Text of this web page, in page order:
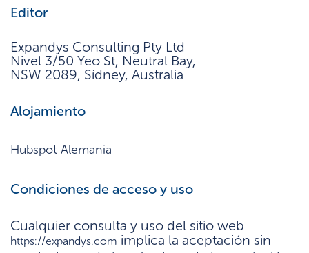
Editor
Expandys Consulting Pty Ltd
Nivel 3/50 Yeo St, Neutral Bay,
NSW 2089, Sídney, Australia
Alojamiento
Hubspot Alemania
Condiciones de acceso y uso
Cualquier consulta y uso del sitio web
https://expandys.com implica la aceptación sin